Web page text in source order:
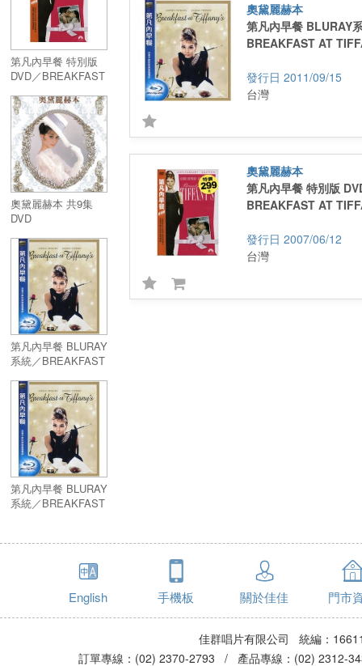
第凡內早餐 特別版
DVD／BREAKFAST
奧黛麗赫本 共9集
DVD
第凡內早餐 BLURAY
系統／BREAKFAST
第凡內早餐 BLURAY
系統／BREAKFAST
奧黛麗赫本
第凡內早餐 BLURAY
BREAKFAST AT
2011/09/15
台灣
奧黛麗赫本
第凡內早餐 特別版
BREAKFAST AT
2007/06/12
台灣
English 手機板 關於佳佳 門市
佳群唱片有限公司 統編：
訂單專線：(02) 2370-2793 / 產品專線：(02)